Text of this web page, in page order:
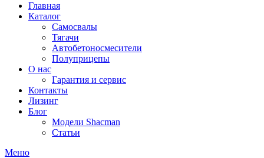
Главная
Каталог
Самосвалы
Тягачи
Автобетоносмесители
Полуприцепы
О нас
Гарантия и сервис
Контакты
Лизинг
Блог
Модели Shacman
Статьи
Меню